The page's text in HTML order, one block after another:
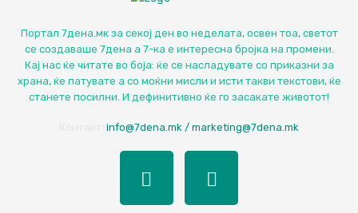
Портал 7дена.мк за секој ден во неделата, освен тоа, светот
се создаваше 7дена а 7-ка е интересна бројка на промени.
Кај нас ќе читате во боја: ќе се насладувате со приказни за
храна, ќе патувате а со моќни мисли и исти такви текстови, ќе
станете посилни. И дефинитивно ќе го засакате животот!
info@7dena.mk / marketing@7dena.mk